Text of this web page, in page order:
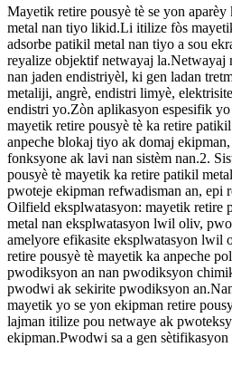
Mayetik retire pousyè tè se yon
metal nan tiyo likid.Li itilize fòs
adsorbe patikil metal nan tiyo a sou
reyalize objektif netwayaj
nan jaden endistriyèl, ki gen ladan
metaliji, angrè, endistri limyè,
endistri yo.Zòn aplikasyon espesifik
mayetik retire pousyè tè ka retire
anpeche blokaj tiyo ak domaj
fonksyone ak lavi nan sistèm nan.2.
pousyè tè mayetik ka retire patikil
pwoteje ekipman refwadisman an, epi
Oilfield eksplwatasyon: mayetik retire
metal nan eksplwatasyon lwil oliv,
amelyore efikasite eksplwatasyon lwil
retire pousyè tè mayetik ka anpeche
pwodiksyon an nan pwodiksyon
pwodwi ak sekirite pwodiksyon
mayetik yo se yon ekipman retire
lajman itilize pou netwaye ak
ekipman.Pwodwi sa a gen sètifikasyon